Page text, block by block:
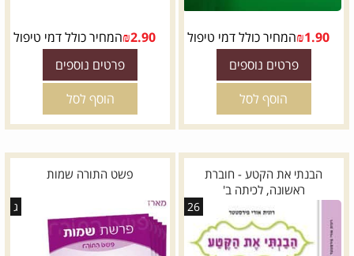
₪1.90 המחיר כולל דמי טיפול
פרטים נוספים
הוסף לסל
₪2.90 המחיר כולל דמי טיפול
פרטים נוספים
הוסף לסל
הבנתי את הקטע - חוברת
ראשונה, לכיתה ב'
26
פשט התורה שמות
ג